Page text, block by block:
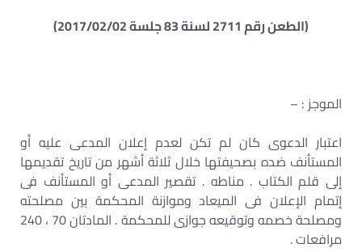
(الطعن رقم 2711 لسنة 83 جلسة 2017/02/02)
الموجز : –
اعتبار الدعوى كان لم تكن لعدم إعلان المدعى عليه أو
المستأنف ضده بصحيفتها خلال ثلاثة أشهر من تاريخ تقديمها
إلى قلم الكتاب . مناطه . تقصير المدعى أو المستأنف فى
إتمام الإعلان فى الميعاد وموازنة المحكمة بين مصلحته
ومصلحة خصمه وتوقيعه جوازى للمحكمة . المادتان 70 ، 240
مرافعات .